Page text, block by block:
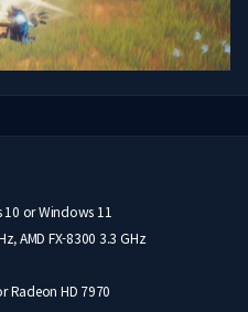
or Windows 11
AMD FX-8300 3.3 GHz
Radeon HD 7970